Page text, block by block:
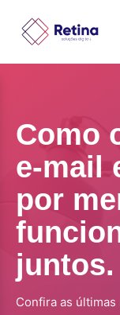
Como
e-mail
por
juntos.
Confira as